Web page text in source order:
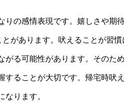
りの感情表現です。嬉しさや期
があります。吠えることが習慣
がる可能性があります。そのた
することが大切です。帰宅時吠
ります。